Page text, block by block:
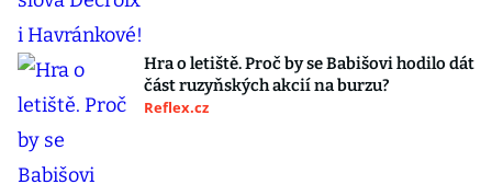
Hra o letiště. Proč by se Babišovi hodilo dát
část ruzyňských akcií na burzu?
Reflex.cz